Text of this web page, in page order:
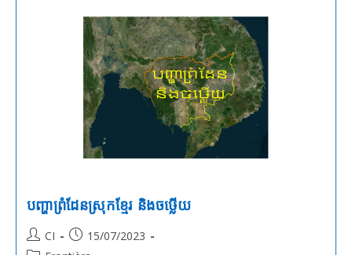
La
Côte
Cambodgienne
:
Décision
De
Jules
Brévié
(Gouverneur
De
1939
បញ្ហាព្រំដែនស្រុកខ្មែរ និងចឞ្លើយ
Post
author:
CI
Post
published:
15/07/2023